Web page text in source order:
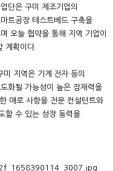
단은 구미 제조기업의
트공장 테스트베드 구축을
오늘 협약을 통해 지역 기업이
계획이다.
지역은 기계·전자 등의
화될 가능성이 높은 잠재력을
애로 사항을 전문 컨설턴트와
할 수 있는 성장 동력을